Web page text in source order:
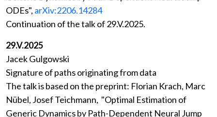
ODEs", arXiv:2206.14284
Continuation of the talk of 29.V.2025.
29.V.2025
Jacek Gulgowski
Signature of paths originating from data
The talk is based on the preprint: Florian Krach, Marc
Nübel, Josef Teichmann, "Optimal Estimation of
Generic Dynamics by Path-Dependent Neural Jump